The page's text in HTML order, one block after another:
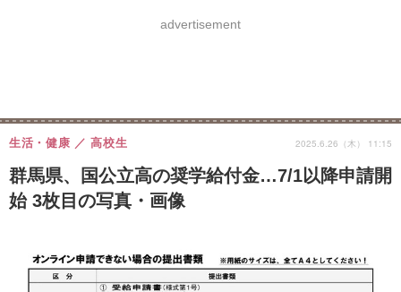
8月開催学校説明会・相談会
advertisement
群馬県、国公立高の奨学給付金…7/1以降申請開
始 3枚目の写真・画像
生活・健康 高校生 2025.6.26（木） 11:15